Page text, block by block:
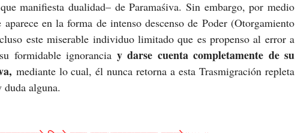
manifiesta dualidad– de Paramaśiva. Sin embargo, por medio
en la forma de intenso descenso de Poder (Otorgamiento
este miserable individuo limitado que es propenso al error a
formidable ignorancia y darse cuenta completamente de su
mediante lo cual, él nunca retorna a esta Trasmigración repleta
alguna.